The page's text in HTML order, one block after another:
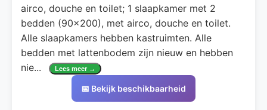
airco, douche en toilet; 1 slaapkamer met 2
bedden (90x200), met airco, douche en toilet.
Alle slaapkamers hebben kastruimten. Alle
bedden met lattenbodem zijn nieuw en hebben
nie... Lees meer →
📅 Bekijk beschikbaarheid